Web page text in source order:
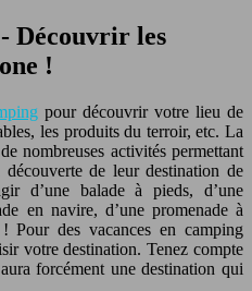
Découvrir les
!
pour découvrir votre lieu de
les produits du terroir, etc. La
nombreuses activités permettant
de leur destination de
d’une balade à pieds, d’une
en navire, d’une promenade à
Pour des vacances en camping
votre destination. Tenez compte
forcément une destination qui